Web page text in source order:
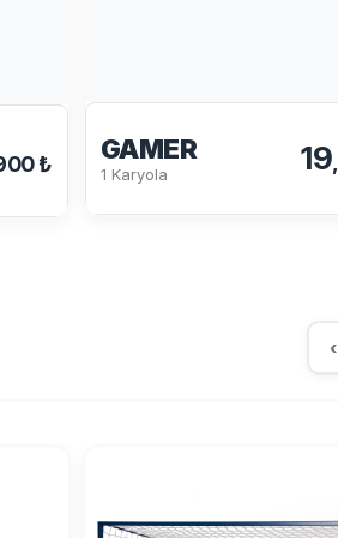
₺ GAMER
1 Karyola 19
‹